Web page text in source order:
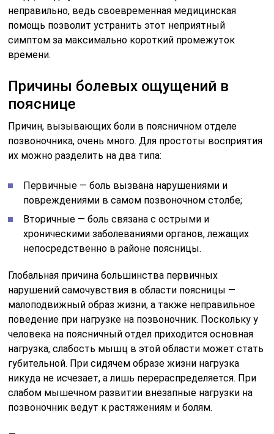
неправильно, ведь своевременная медицинская
помощь позволит устранить этот неприятный
симптом за максимально короткий промежуток
времени.
Причины болевых ощущений в
пояснице
Причин, вызывающих боли в поясничном отделе
позвоночника, очень много. Для простоты восприятия
их можно разделить на два типа:
Первичные — боль вызвана нарушениями и
повреждениями в самом позвоночном столбе;
Вторичные — боль связана с острыми и
хроническими заболеваниями органов, лежащих
непосредственно в районе поясницы.
Глобальная причина большинства первичных
нарушений самочувствия в области поясницы —
малоподвижный образ жизни, а также неправильное
поведение при нагрузке на позвоночник. Поскольку у
человека на поясничный отдел приходится основная
нагрузка, слабость мышц в этой области может стать
губительной. При сидячем образе жизни нагрузка
никуда не исчезает, а лишь перераспределяется. При
слабом мышечном развитии внезапные нагрузки на
позвоночник ведут к растяжениям и болям.